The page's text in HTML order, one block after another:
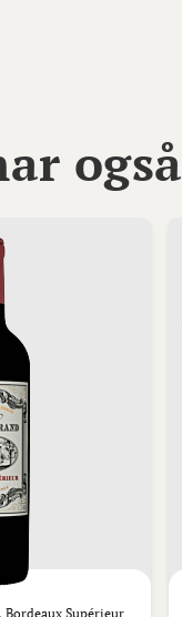
Bordeaux Supérieur